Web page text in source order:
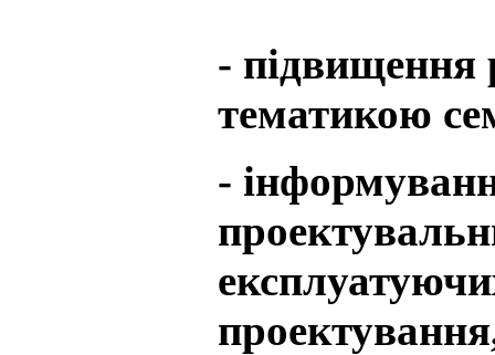
- підвищення
тематикою
-